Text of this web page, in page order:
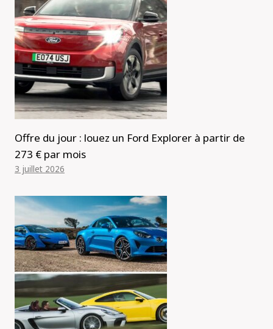
Offre du jour : louez un Ford Explorer à partir de
273 € par mois
3 juillet 2026